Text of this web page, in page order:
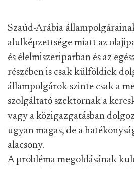
Szaúd-Arábia
alulképzettsége miatt az
és élelmiszeriparban és az
részében is csak külföldiek
állampolgárok szinte csak a
szolgáltató szektornak a
vagy a közigazgatásban
ugyan magas, de a
alacsony.
A probléma megoldásának